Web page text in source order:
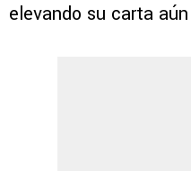
elevando su carta